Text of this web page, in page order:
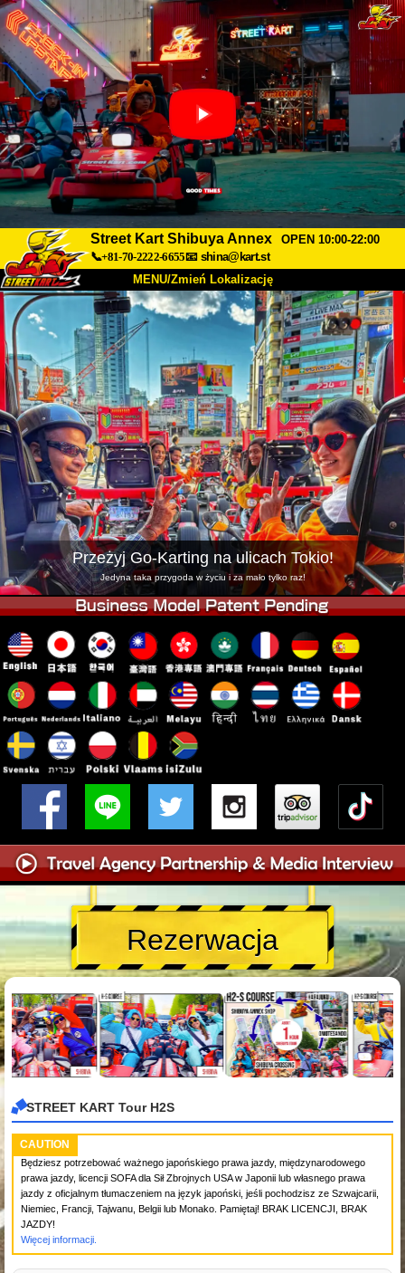
Street Kart Shibuya Annex
OPEN 10:00-22:00
📞+81-70-2222-6655📧 shina@kart.st
MENU/Zmień Lokalizację
TOP
O nas Specyfikacja Cena
Dojazd Opinie FAQ
Firma Rezerwacja
Zmień Lokalizację
Tokyo Shinagawa Tokyo Akihabara#1
Tokyo Akihabara#2 Tokyo Shibuya
Tokyo Shibuya Annex Tokyo Bay
Tokyo Asakusa Osaka
Okinawa
Przeżyj Go-Karting na ulicach Tokio!
Jedyna taka przygoda w życiu i za mało tylko raz!
Rezerwacja
STREET KART Tour H2S
CAUTION
Będziesz potrzebować ważnego japońskiego prawa jazdy, międzynarodowego
prawa jazdy, licencji SOFA dla Sił Zbrojnych USA w Japonii lub własnego prawa
jazdy z oficjalnym tłumaczeniem na język japoński, jeśli pochodzisz ze Szwajcarii,
Niemiec, Francji, Tajwanu, Belgii lub Monako. Pamiętaj! BRAK LICENCJI, BRAK
JAZDY!
Więcej informacji.